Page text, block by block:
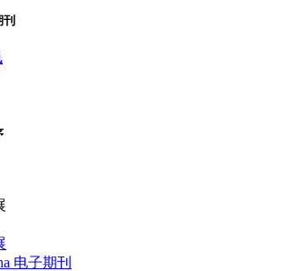
电子期刊